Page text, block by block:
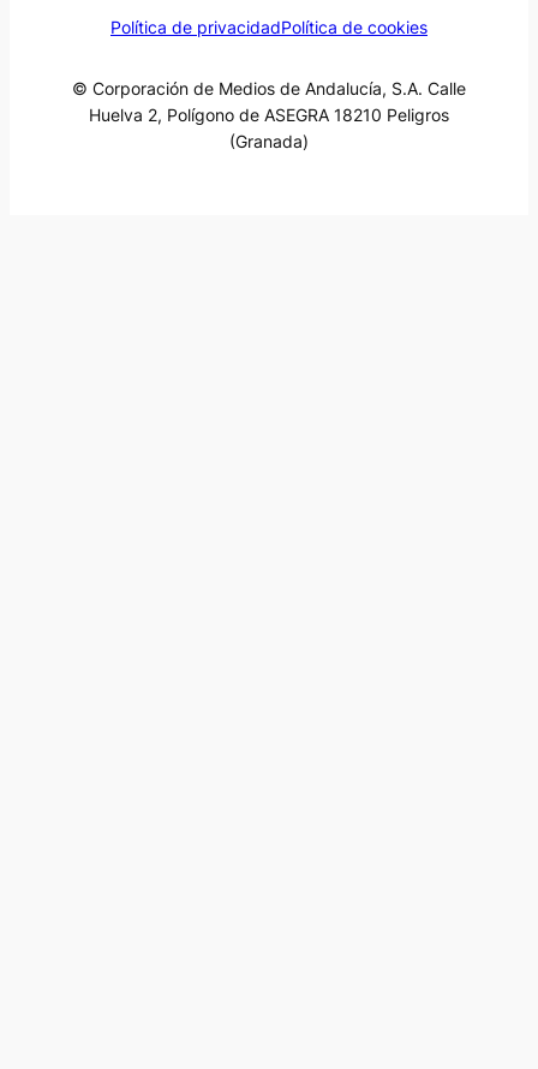
Política de privacidadPolítica de cookies
© Corporación de Medios de Andalucía, S.A. Calle
Huelva 2, Polígono de ASEGRA 18210 Peligros
(Granada)